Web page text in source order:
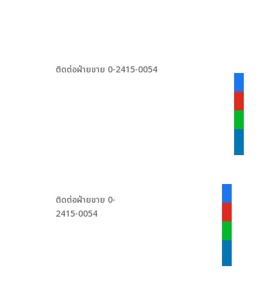
ติดต่อฝ่ายขาย 0-2415-0054
ติดต่อฝ่ายขาย 0-
2415-0054